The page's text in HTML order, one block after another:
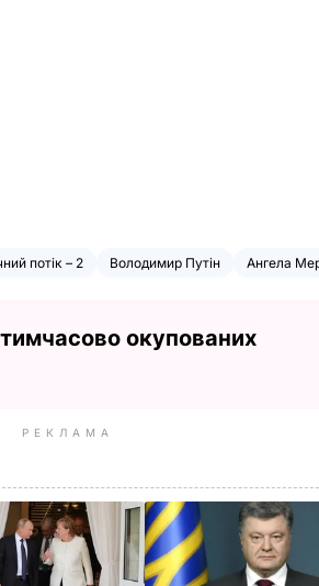
потік – 2 Володимир Путін Ангела
окупованих
РЕКЛАМА